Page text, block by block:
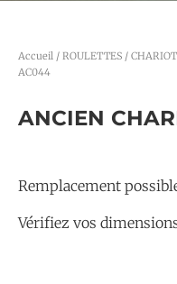
Accueil / ROULETTES /
AC044
ANCIEN
Remplacement
Vérifiez vos